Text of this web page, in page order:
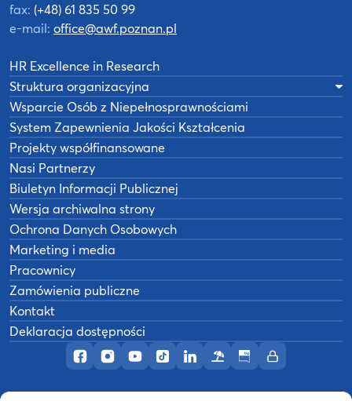
Profil AWF Poznań w serwisie Facebook
Profil AWF Poznań w serwisie Instagram
Profil AWF Poznań w serwisie YouTube
Profil AWF Poznań w serwisie
Profil AWF Poznań w
OśrodekBiuletynIntranet
fax: (+48) 61 835 50 99
e-mail: office@awf.poznan.pl
HR Excellence in Research
Struktura organizacyjna
Wsparcie Osób z Niepełnosprawnościami
System Zapewnienia Jakości Kształcenia
Projekty współfinansowane
Nasi Partnerzy
Biuletyn Informacji Publicznej
Wersja archiwalna strony
Ochrona Danych Osobowych
Marketing i media
Pracownicy
Zamówienia publiczne
Kontakt
Deklaracja dostępności